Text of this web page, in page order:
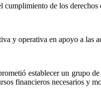
de los
y operativa en apoyo a las
establecer un grupo
financieros necesarios y